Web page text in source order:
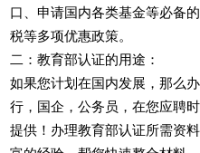
口、申请国内各类基金等必备
税等多项优惠政策。
二：教育部认证的用途：
如果您计划在国内发展，那么
行，国企，公务员，在您应聘
提供！办理教育部认证所需资